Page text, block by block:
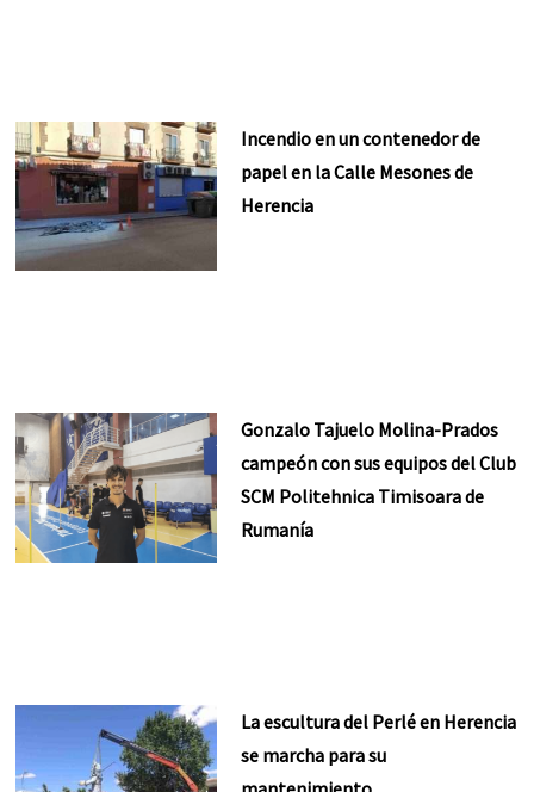
Incendio en un contenedor de
papel en la Calle Mesones de
Herencia
Gonzalo Tajuelo Molina-Prados
campeón con sus equipos del Club
SCM Politehnica Timisoara de
Rumanía
La escultura del Perlé en Herencia
se marcha para su